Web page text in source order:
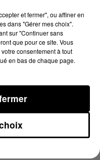
08/2024 À 07H48
et fermer", ou affiner en
dans "Gérer mes choix".
sur "Continuer sans
que pour ce site. Vous
consentement à tout
en bas de chaque page.